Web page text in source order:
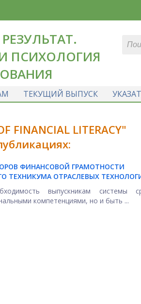
ПСИХОЛОГИЯ
ТЕКУЩИЙ ВЫПУСК
FINANCIAL LITERACY"
ФИНАНСОВОЙ ГРАМОТНОСТИ
ТЕХНИКУМА ОТРАСЛЕВЫХ
выпускникам системы
компетенциями, но и быть ...